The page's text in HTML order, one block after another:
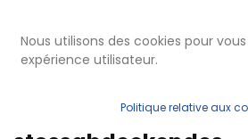
BRW 060 174
Ausseneck zu
BRW 60x170/80 BRA-
Nous utilisons des cookies pour
expérience utilisateur.
Politique relative aux